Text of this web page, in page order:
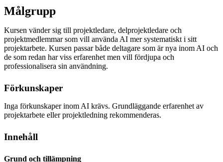
Målgrupp
Kursen vänder sig till projektledare, delprojektledare och
projektmedlemmar som vill använda AI mer systematiskt i sitt
projektarbete. Kursen passar både deltagare som är nya inom AI och
de som redan har viss erfarenhet men vill fördjupa och
professionalisera sin användning.
Förkunskaper
Inga förkunskaper inom AI krävs. Grundläggande erfarenhet av
projektarbete eller projektledning rekommenderas.
Innehåll
Grund och tillämpning